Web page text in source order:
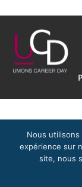
Nous
expérience sur
site, nous